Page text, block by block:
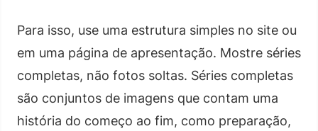
Para isso, use uma estrutura simples no site ou
em uma página de apresentação. Mostre séries
completas, não fotos soltas. Séries completas
são conjuntos de imagens que contam uma
história do começo ao fim, como preparação,